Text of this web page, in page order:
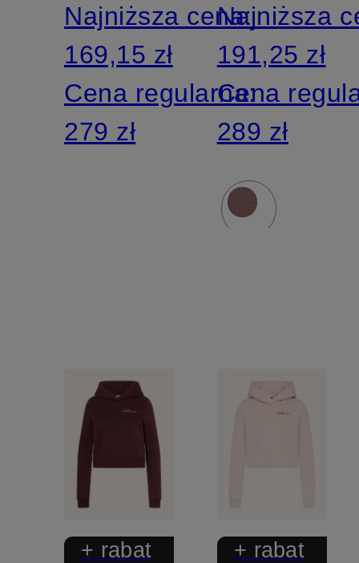
Najniższa cena:
169,15 zł
Cena regularna:
279 zł
Najniższa
191,25 zł
Cena
289 zł
+ rabat
+ rabat